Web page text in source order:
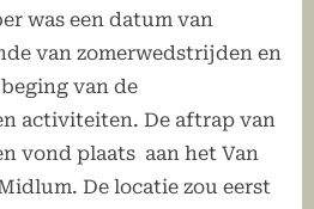
was een datum van
van zomerwedstrijden en
van de
activiteiten. De aftrap van
vond plaats aan het Van
De locatie zou eerst